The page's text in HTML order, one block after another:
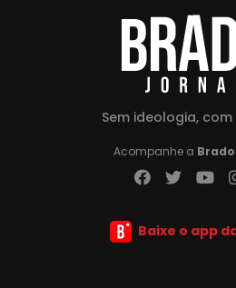
Sem ideologia,
Acompanhe a Brado
Baixe o app